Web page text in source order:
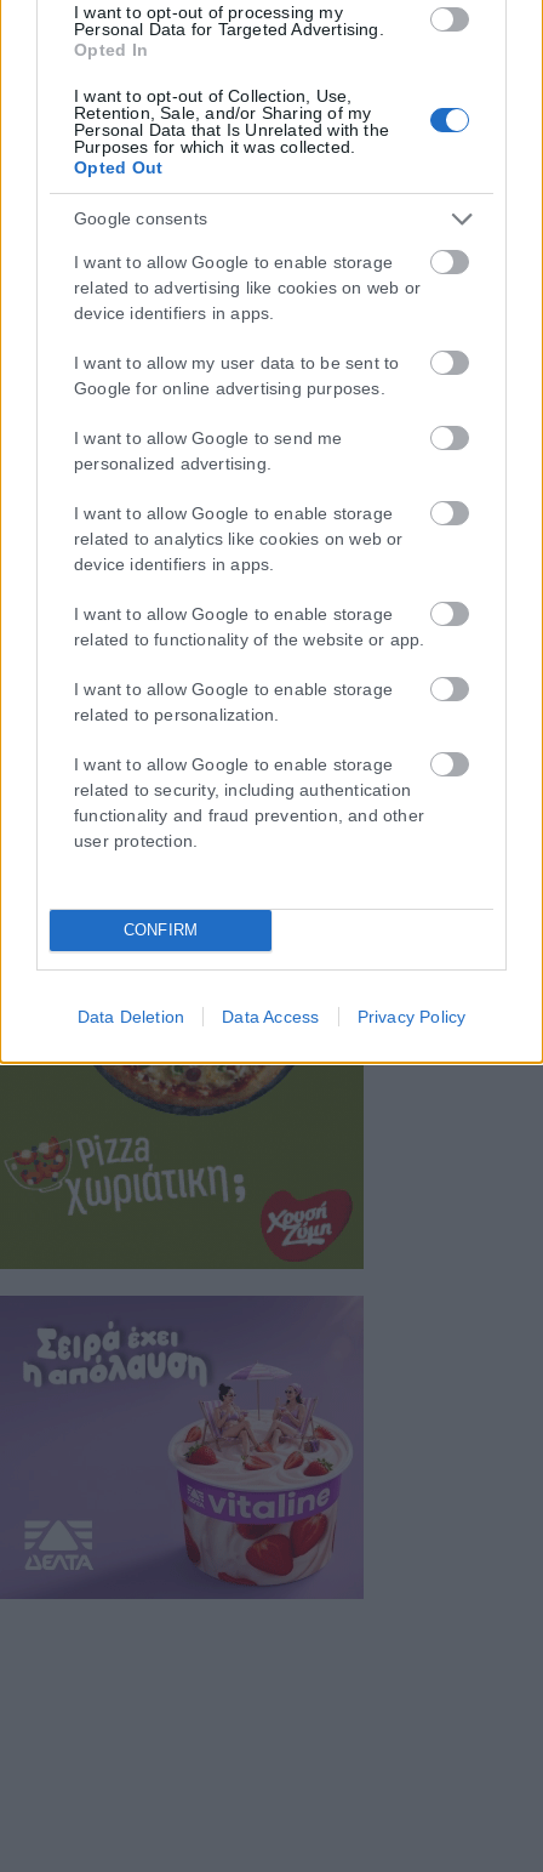
I want to opt-out of processing my
Personal Data for Targeted Advertising.
Opted In
I want to opt-out of Collection, Use,
Retention, Sale, and/or Sharing of my
Personal Data that Is Unrelated with the
Purposes for which it was collected.
Opted Out
Google consents
I want to allow Google to enable storage
related to advertising like cookies on web or
device identifiers in apps.
I want to allow my user data to be sent to
Google for online advertising purposes.
I want to allow Google to send me
personalized advertising.
I want to allow Google to enable storage
related to analytics like cookies on web or
device identifiers in apps.
I want to allow Google to enable storage
related to functionality of the website or app.
I want to allow Google to enable storage
related to personalization.
I want to allow Google to enable storage
related to security, including authentication
functionality and fraud prevention, and other
user protection.
CONFIRM
Data Deletion Data Access Privacy Policy